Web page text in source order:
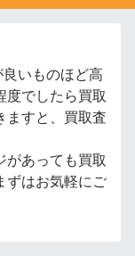
いものほど高
度でしたら買取
ますと、買取査
があっても買取
ずはお気軽にご